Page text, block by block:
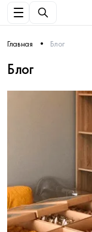
Главная Блог
Блог